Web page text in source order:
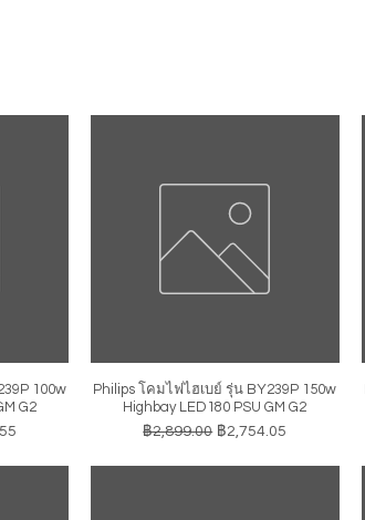
100w
G2
ลด
ดูข้อมูลด่วน
Philips โคมไฟไฮเบย์ รุ่น BY239P 150w
Highbay LED180 PSU GM G2
ราคาปกติ
฿2,899.00 ราคาขายลด
฿2,754.05